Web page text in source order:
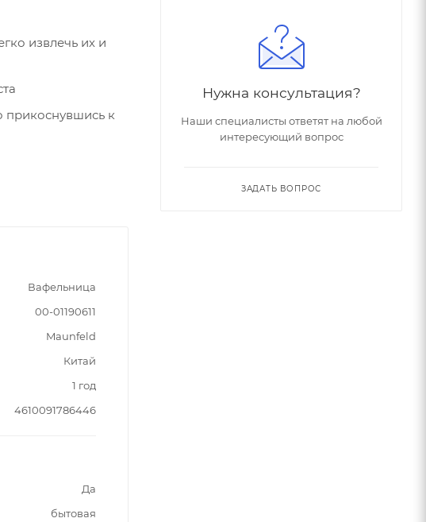
извлечь их и
прикоснувшись к
Вафельница
00-01190611
Maunfeld
Китай
1 год
4610091786446
Да
бытовая
Нужна консультация?
Наши специалисты ответят на любой
интересующий вопрос
ЗАДАТЬ ВОПРОС